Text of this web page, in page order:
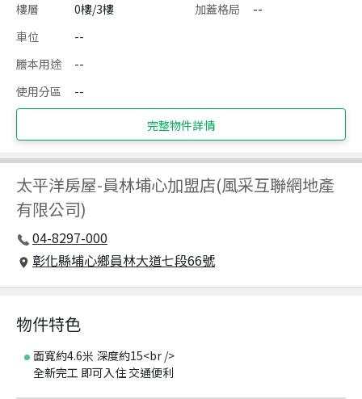
樓層
0樓/3樓 加蓋格局
--
車位
--
謄本用途
--
使用分區
--
完整物件詳情
太平洋房屋-員林埔心加盟店(風采互聯網地產
有限公司)
04-8297-000
彰化縣埔心鄉員林大道七段66號
物件特色
面寬約4.6米 深度約15<br />
全新完工 即可入住 交通便利